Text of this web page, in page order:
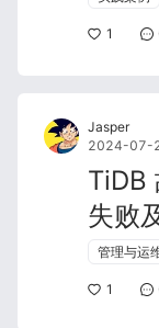
1
Jasper
2024-07-
TiDB
失败
管理与运
1